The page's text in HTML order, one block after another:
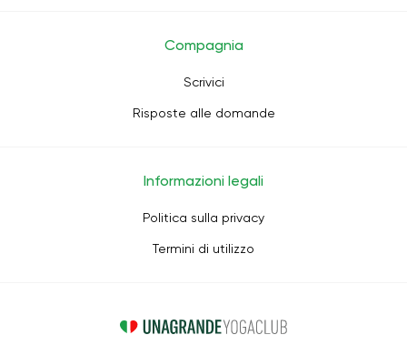
Compagnia
Scrivici
Risposte alle domande
Informazioni legali
Politica sulla privacy
Termini di utilizzo